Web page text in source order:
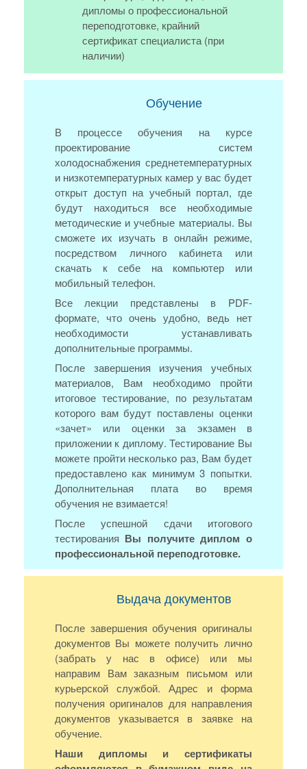
дипломы о профессиональной
переподготовке, крайний
сертификат специалиста (при
наличии)
Обучение
В процессе обучения на курсе
проектирование систем
холодоснабжения среднетемпературных
и низкотемпературных камер у вас будет
открыт доступ на учебный портал, где
будут находиться все необходимые
методические и учебные материалы. Вы
сможете их изучать в онлайн режиме,
посредством личного кабинета или
скачать к себе на компьютер или
мобильный телефон.
Все лекции представлены в PDF-
формате, что очень удобно, ведь нет
необходимости устанавливать
дополнительные программы.
После завершения изучения учебных
материалов, Вам необходимо пройти
итоговое тестирование, по результатам
которого вам будут поставлены оценки
«зачет» или оценки за экзамен в
приложении к диплому. Тестирование Вы
можете пройти несколько раз, Вам будет
предоставлено как минимум 3 попытки.
Дополнительная плата во время
обучения не взимается!
После успешной сдачи итогового
тестирования Вы получите диплом о
профессиональной переподготовке.
Выдача документов
После завершения обучения оригиналы
документов Вы можете получить лично
(забрать у нас в офисе) или мы
направим Вам заказным письмом или
курьерской службой. Адрес и форма
получения оригиналов для направления
документов указывается в заявке на
обучение.
Наши дипломы и сертификаты